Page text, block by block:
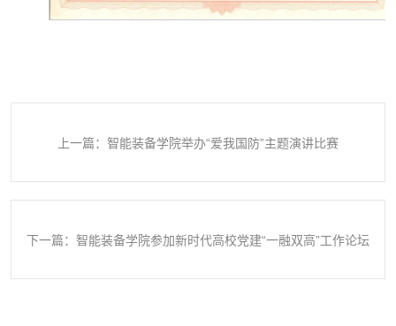
上一篇：智能装备学院举办“爱我国防”主题演讲比赛
下一篇：智能装备学院参加新时代高校党建“一融双高”工作论坛